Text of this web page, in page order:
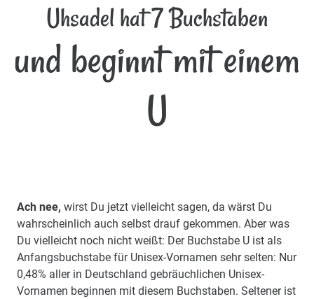
Uhsadel hat 7 Buchstaben
und beginnt mit einem
U
Ach nee, wirst Du jetzt vielleicht sagen, da wärst Du
wahrscheinlich auch selbst drauf gekommen. Aber was
Du vielleicht noch nicht weißt: Der Buchstabe U ist als
Anfangsbuchstabe für Unisex-Vornamen sehr selten: Nur
0,48% aller in Deutschland gebräuchlichen Unisex-
Vornamen beginnen mit diesem Buchstaben. Seltener ist